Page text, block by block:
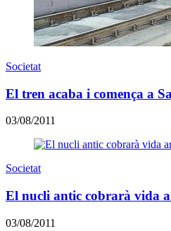
Societat
El tren acaba i comença a
03/08/2011
Societat
El nucli antic cobrarà vida
03/08/2011